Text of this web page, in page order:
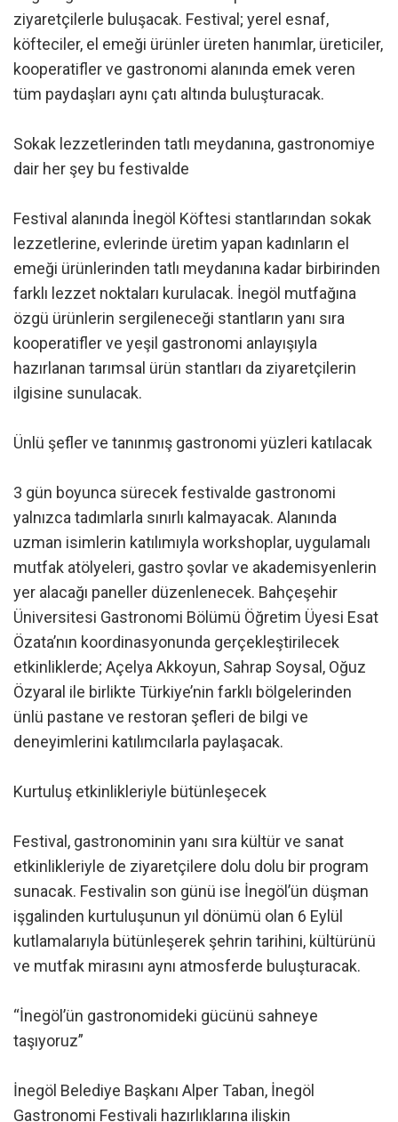
ziyaretçilerle buluşacak. Festival; yerel esnaf,
köfteciler, el emeği ürünler üreten hanımlar, üreticiler,
kooperatifler ve gastronomi alanında emek veren
tüm paydaşları aynı çatı altında buluşturacak.
Sokak lezzetlerinden tatlı meydanına, gastronomiye
dair her şey bu festivalde
Festival alanında İnegöl Köftesi stantlarından sokak
lezzetlerine, evlerinde üretim yapan kadınların el
emeği ürünlerinden tatlı meydanına kadar birbirinden
farklı lezzet noktaları kurulacak. İnegöl mutfağına
özgü ürünlerin sergileneceği stantların yanı sıra
kooperatifler ve yeşil gastronomi anlayışıyla
hazırlanan tarımsal ürün stantları da ziyaretçilerin
ilgisine sunulacak.
Ünlü şefler ve tanınmış gastronomi yüzleri katılacak
3 gün boyunca sürecek festivalde gastronomi
yalnızca tadımlarla sınırlı kalmayacak. Alanında
uzman isimlerin katılımıyla workshoplar, uygulamalı
mutfak atölyeleri, gastro şovlar ve akademisyenlerin
yer alacağı paneller düzenlenecek. Bahçeşehir
Üniversitesi Gastronomi Bölümü Öğretim Üyesi Esat
Özata’nın koordinasyonunda gerçekleştirilecek
etkinliklerde; Açelya Akkoyun, Sahrap Soysal, Oğuz
Özyaral ile birlikte Türkiye’nin farklı bölgelerinden
ünlü pastane ve restoran şefleri de bilgi ve
deneyimlerini katılımcılarla paylaşacak.
Kurtuluş etkinlikleriyle bütünleşecek
Festival, gastronominin yanı sıra kültür ve sanat
etkinlikleriyle de ziyaretçilere dolu dolu bir program
sunacak. Festivalin son günü ise İnegöl’ün düşman
işgalinden kurtuluşunun yıl dönümü olan 6 Eylül
kutlamalarıyla bütünleşerek şehrin tarihini, kültürünü
ve mutfak mirasını aynı atmosferde buluşturacak.
“İnegöl’ün gastronomideki gücünü sahneye
taşıyoruz”
İnegöl Belediye Başkanı Alper Taban, İnegöl
Gastronomi Festivali hazırlıklarına ilişkin